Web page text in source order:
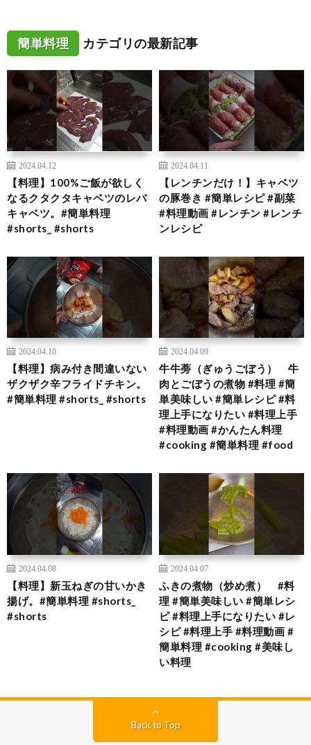
簡単料理 カテゴリの最新記事
2024.04.12
【料理】100%ご飯が欲しく
なるクタクタキャベツのレバ
キャベツ。#簡単料理
#shorts_ #shorts
2024.04.11
【レンチンだけ！】キャベツ
の豚巻き #簡単レシピ #副菜
#料理動画 #レンチン #レンチ
ンレシピ
2024.04.10
【料理】病み付き間違いない
ザクザク辛フライドチキン。
#簡単料理 #shorts_ #shorts
2024.04.09
牛牛蒡（ぎゅうごぼう） 牛
肉とごぼうの煮物 #料理 #簡
単美味しい #簡単レシピ #料
理上手になりたい #料理上手
#料理動画 #かんたん料理
#cooking #簡単料理 #food
2024.04.08
【料理】新玉ねぎの甘いかき
揚げ。#簡単料理 #shorts_
#shorts
2024.04.07
ふきの煮物（炒め煮） #料
理 #簡単美味しい #簡単レシ
ピ #料理上手になりたい #レ
シピ #料理上手 #料理動画 #
簡単料理 #cooking #美味し
い料理
Back to Top